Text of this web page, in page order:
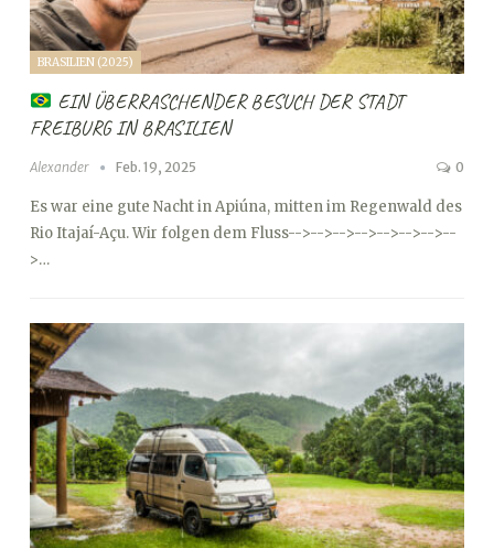
BRASILIEN (2025)
EIN ÜBERRASCHENDER BESUCH DER STADT
FREIBURG IN BRASILIEN
Alexander Feb. 19, 2025 0
Es war eine gute Nacht in Apiúna, mitten im Regenwald des
Rio Itajaí-Açu. Wir folgen dem Fluss-->-->-->-->-->-->-->--
>…